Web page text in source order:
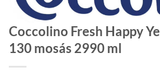
Coccolino Fresh Happy
130 mosás 2990 ml